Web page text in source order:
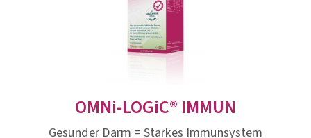
OMNi-LOGiC® IMMUN
Gesunder Darm = Starkes Immunsystem
Zum Produkt